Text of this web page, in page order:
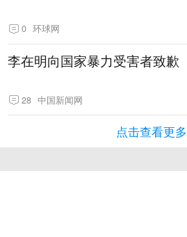
0 环球网
李在明向国家暴力受害者致歉
28 中国新闻网
点击查看更多